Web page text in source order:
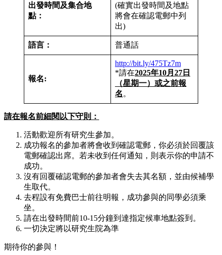
出發時間及集合地
點：
(確實出發時間及地點
將會在確認電郵中列
出)
語言： 普通話
報名:
http://bit.ly/475Tz7m
*請在2025年10月27日
（星期一）或之前報
名 。
請在報名前細閱以下守則：
活動歡迎所有研究生參加。
成功報名的參加者將會收到確認電郵，你必須於回覆該
電郵確認出席。若未收到任何通知，則表示你的申請不
成功。
沒有回覆確認電郵的參加者會失去其名額，並由候補學
生取代。
去程設有免費巴士前往明報，成功參與的同學必須乘
坐。
請在出發時間前10-15分鐘到達指定候車地點簽到。
一切決定將以研究生院為準
期待你的參與！